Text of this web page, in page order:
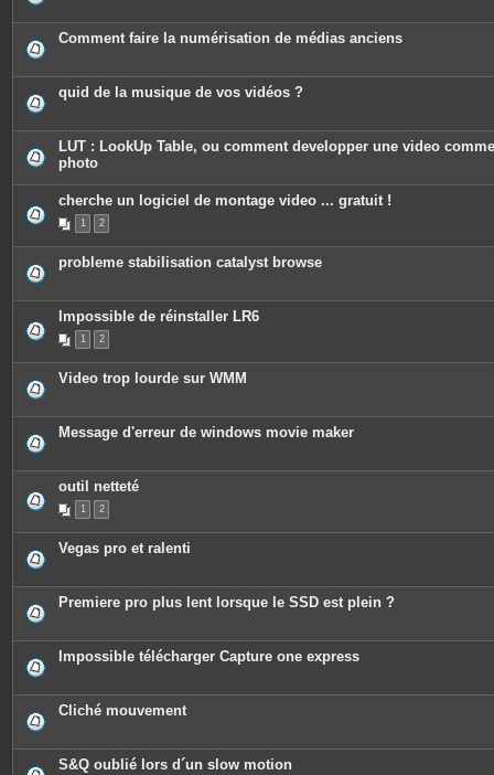
Comment faire la numérisation de médias anciens
quid de la musique de vos vidéos ?
LUT : LookUp Table, ou comment developper une video
photo
cherche un logiciel de montage video ... gratuit !
1 2
probleme stabilisation catalyst browse
Impossible de réinstaller LR6
1 2
Video trop lourde sur WMM
Message d'erreur de windows movie maker
outil netteté
1 2
Vegas pro et ralenti
Premiere pro plus lent lorsque le SSD est plein ?
Impossible télécharger Capture one express
Cliché mouvement
S&Q oublié lors d´un slow motion